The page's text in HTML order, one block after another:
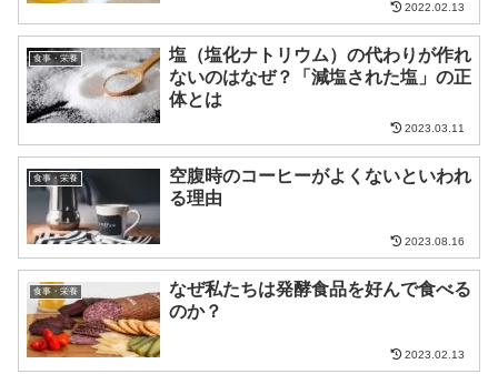
2022.02.13
食事・栄養
塩（塩化ナトリウム）の代わりが作れ
ないのはなぜ？「減塩された塩」の正
体とは
2023.03.11
食事・栄養
空腹時のコーヒーがよくないといわれ
る理由
2023.08.16
食事・栄養
なぜ私たちは発酵食品を好んで食べる
のか？
2023.02.13